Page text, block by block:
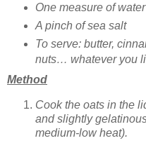
One measure of water
A pinch of sea salt
To serve: butter,
nuts… whatever you
Method
Cook the oats in the
and slightly
medium-low heat).